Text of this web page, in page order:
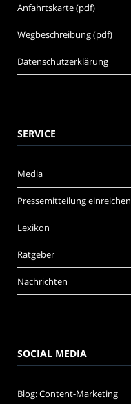
Anfahrtskarte (pdf)
Wegbeschreibung (pdf)
Datenschutzerklärung
SERVICE
Media
Pressemitteilung einreichen
Lexikon
Ratgeber
Nachrichten
SOCIAL MEDIA
Blog: Content-Marketing